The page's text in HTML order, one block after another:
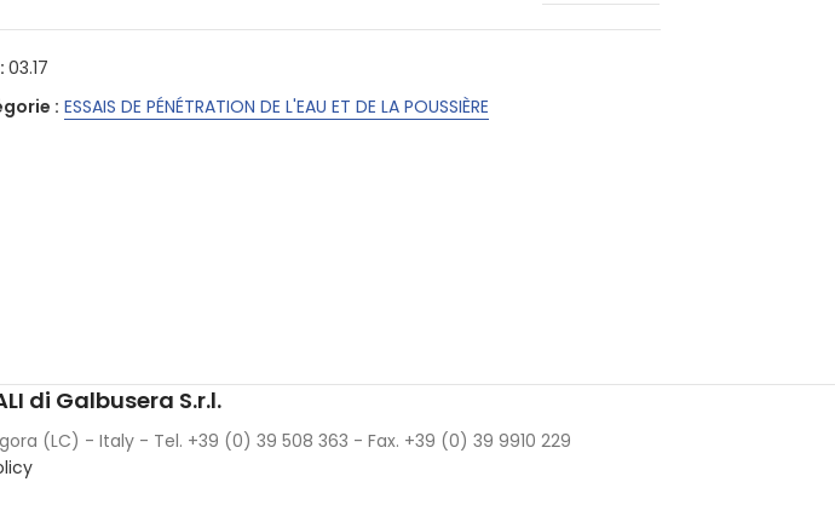
03.17
: ESSAIS DE PÉNÉTRATION DE L'EAU ET DE LA POUSSIÈRE
di Galbusera S.r.l.
(LC) - Italy - Tel. +39 (0) 39 508 363 - Fax. +39 (0) 39 9910 229